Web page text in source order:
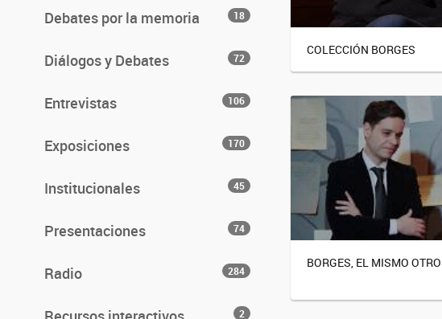
Debates por la memoria 18
Diálogos y Debates 72
Entrevistas 106
Exposiciones 170
Institucionales 45
Presentaciones 74
Radio 284
2
COLECCIÓN BORGES
BORGES, EL MISMO